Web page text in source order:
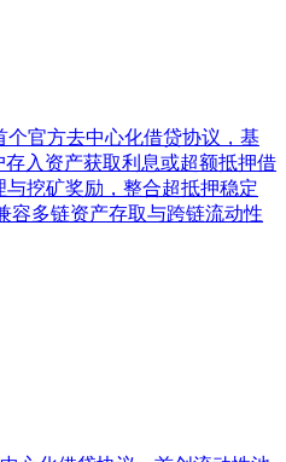
个官方去中心化借贷协议，基
入资产获取利息或超额抵押借
与挖矿奖励，整合超抵押稳定
容多链资产存取与跨链流动性